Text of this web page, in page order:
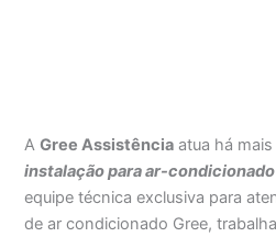
AGree Assistência atua há
instalação para ar-
equipe técnica exclusiva para
de ar condicionado Gree,